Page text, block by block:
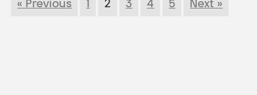
« Previous 1 2 3 4 5 Next »